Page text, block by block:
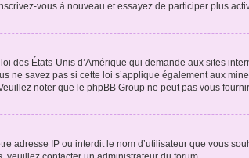
vous à nouveau et essayez de participer plus
des États-Unis d’Amérique qui demande aux sites
ne savez pas si cette loi s’applique également aux
noter que le phpBB Group ne peut pas vous
adresse IP ou interdit le nom d’utilisateur que vous